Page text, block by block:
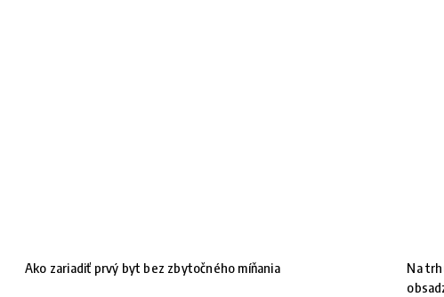
Ako zariadiť prvý byt bez zbytočného míňania
Na